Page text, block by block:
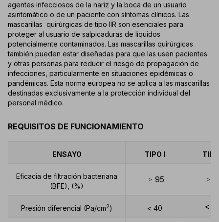
agentes infecciosos de la nariz y la boca de un usuario
asintomático o de un paciente con síntomas clínicos. Las
mascarillas quirúrgicas de tipo IIR son esenciales para
proteger al usuario de salpicaduras de líquidos
potencialmente contaminados. Las mascarillas quirúrgicas
también pueden estar diseñadas para que las usen pacientes
y otras personas para reducir el riesgo de propagación de
infecciones, particularmente en situaciones epidémicas o
pandémicas. Esta norma europea no se aplica a las mascarillas
destinadas exclusivamente a la protección individual del
personal médico.
REQUISITOS DE FUNCIONAMIENTO
ENSAYO TIPO I
Eficacia de filtración bacteriana
(BFE), (%)
≥ 95 ≥
Presión diferencial (Pa/cm2) < 40 <